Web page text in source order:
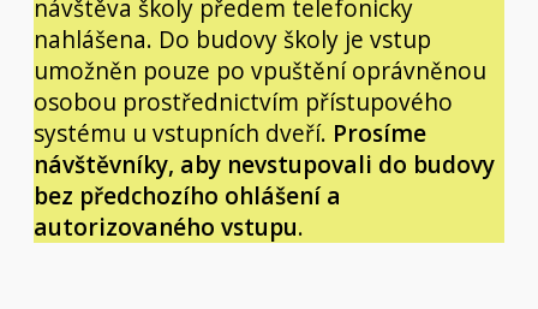
návštěva školy předem telefonicky
nahlášena. Do budovy školy je vstup
umožněn pouze po vpuštění oprávněnou
osobou prostřednictvím přístupového
systému u vstupních dveří. Prosíme
návštěvníky, aby nevstupovali do budovy
bez předchozího ohlášení a
autorizovaného vstupu.